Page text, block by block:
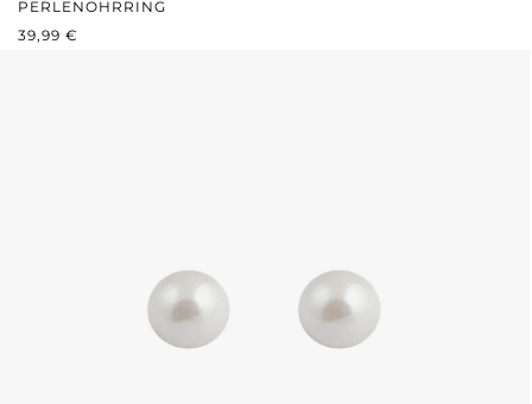
PERLENOHRRING
REGULÄRER PREIS:
39,99 €